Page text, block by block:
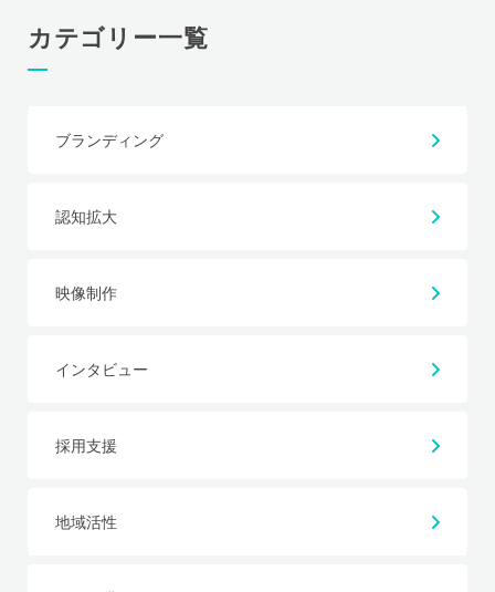
カテゴリー一覧
ブランディング
認知拡大
映像制作
インタビュー
採用支援
地域活性